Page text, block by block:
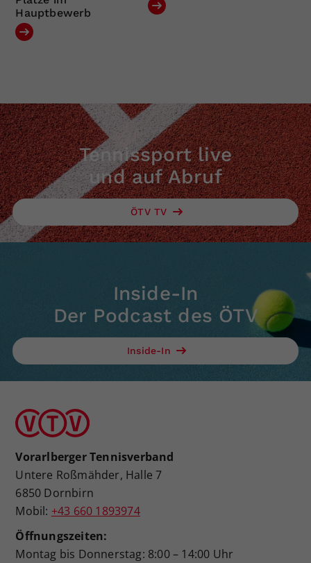
Hauptbewerb
Tennissport live
und auf Abruf
ÖTV TV
Inside-In
Der Podcast des ÖTV
Inside-In
Vorarlberger Tennisverband
Untere Roßmähder, Halle 7
6850 Dornbirn
Mobil: +43 660 1893974
Öffnungszeiten:
Montag bis Donnerstag: 8:00 – 14:00 Uhr